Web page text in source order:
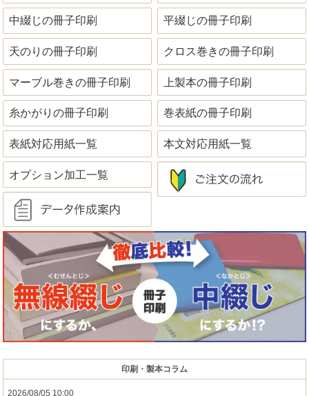
中綴じの冊子印刷 平綴じの冊子印刷
天のりの冊子印刷 クロス巻きの冊子印刷
マーブル巻きの冊子印刷 上製本の冊子印刷
糸かがりの冊子印刷 巻表紙の冊子印刷
表紙対応用紙一覧 本文対応用紙一覧
オプション加工一覧
印刷・製本コラム
2026/08/05 10:00